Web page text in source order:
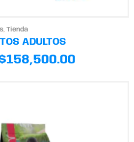
, Tienda
ADULTOS
158,500.00